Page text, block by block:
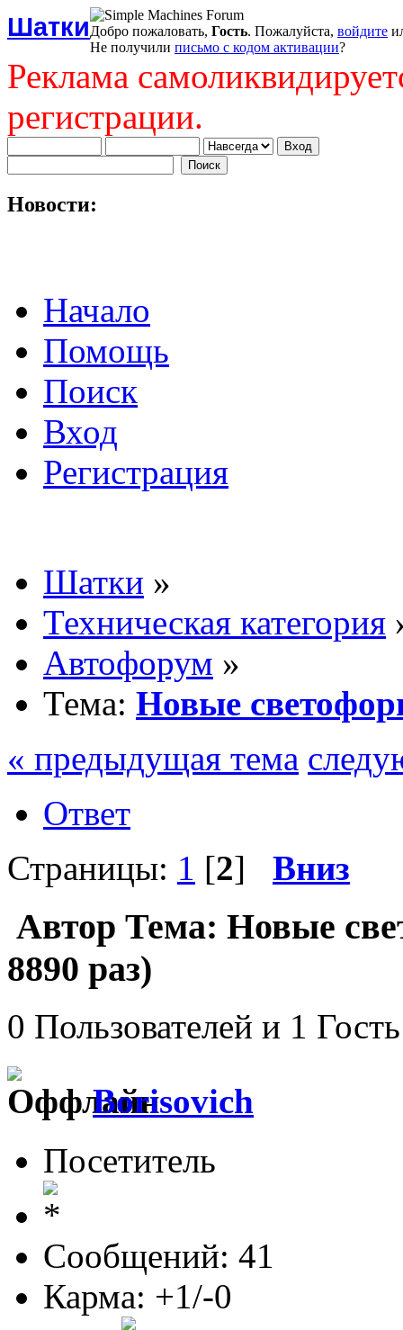
ШаткиДобро пожаловать, Гость. Пожалуйста, войдите
Не получили письмо с кодом активации?
Реклама
регистрации.
Новости:
Начало
Помощь
Поиск
Вход
Регистрация
Шатки »
Техническая категория
Автофорум »
Тема: Новые
« предыдущая тема
Ответ
Страницы: 1 [2] Вниз
Автор Тема: Новые
8890 раз)
0 Пользователей и 1
Borisovich
Посетитель
Сообщений: 41
Карма: +1/-0